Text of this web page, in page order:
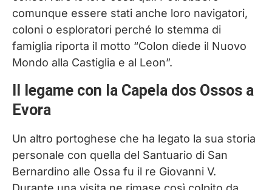
comunque essere stati anche loro navigatori,
coloni o esploratori perché lo stemma di
famiglia riporta il motto “Colon diede il Nuovo
Mondo alla Castiglia e al Leon”.
Il legame con la Capela dos Ossos a
Evora
Un altro portoghese che ha legato la sua storia
personale con quella del Santuario di San
Bernardino alle Ossa fu il re Giovanni V.